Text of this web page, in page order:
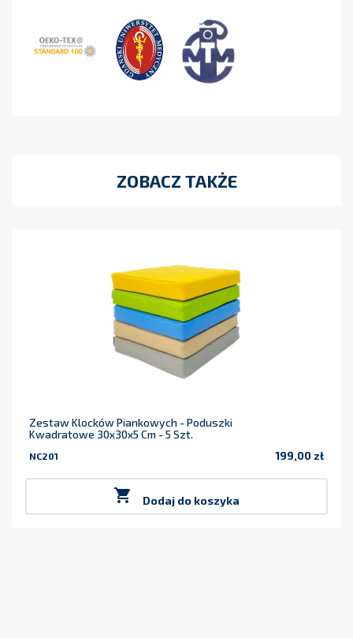
ZOBACZ TAKŻE
Zestaw Klocków Piankowych - Poduszki
Kwadratowe 30x30x5 Cm - 5 Szt.
NC201 199,00 zł
 Dodaj do koszyka